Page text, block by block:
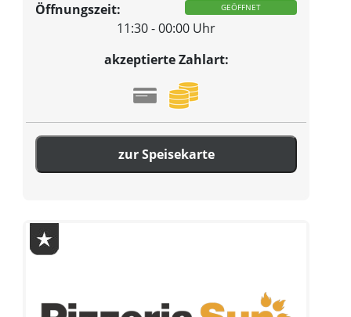
Öffnungszeit: GEÖFFNET
11:30 - 00:00 Uhr
akzeptierte Zahlart:
zur Speisekarte